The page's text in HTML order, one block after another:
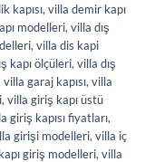
kapısı, villa demir kapı
modelleri, villa dış
, villa dis kapi
kapı ölçüleri, villa dış
villa garaj kapısı, villa
, villa giriş kapı üstü
giriş kapısı fiyatları,
girişi modelleri, villa iç
giriş modelleri, villa